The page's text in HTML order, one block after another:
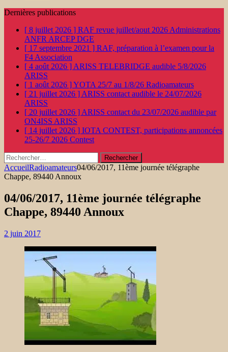
Dernières publications
[ 8 juillet 2026 ] RAF revue juillet/aout 2026 Administrations
ANFR ARCEP DGE
[ 17 septembre 2021 ] RAF, préparation à l’examen pour la
F4 Association
[ 4 août 2026 ] ARISS TELEBRIDGE audible 5/8/2026
ARISS
[ 1 août 2026 ]YOTA 25/7 au 1/8/26 Radioamateurs
[ 21 juillet 2026 ] ARISS contact audible le 24/07/2026
ARISS
[ 20 juillet 2026 ] ARISS contact du 23/07/2026 audible par
ON4ISS ARISS
[ 14 juillet 2026 ] IOTA CONTEST, participations annoncées
25-26/7 2026 Contest
Rechercher :
AccueilRadioamateurs04/06/2017, 11ème journée télégraphe
Chappe, 89440 Annoux
04/06/2017, 11ème journée télégraphe
Chappe, 89440 Annoux
2 juin 2017